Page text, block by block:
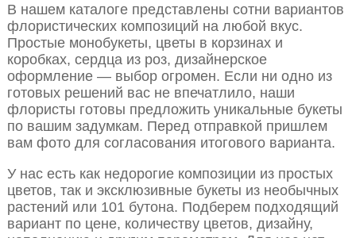
В нашем каталоге представлены сотни вариантов
флористических композиций на любой вкус.
Простые монобукеты, цветы в корзинах и
коробках, сердца из роз, дизайнерское
оформление — выбор огромен. Если ни одно из
готовых решений вас не впечатлило, наши
флористы готовы предложить уникальные букеты
по вашим задумкам. Перед отправкой пришлем
вам фото для согласования итогового варианта.
У нас есть как недорогие композиции из простых
цветов, так и эксклюзивные букеты из необычных
растений или 101 бутона. Подберем подходящий
вариант по цене, количеству цветов, дизайну,